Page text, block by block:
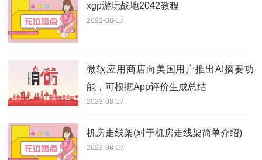
xgp游玩战地2042教程
2023-08-17
微软应用商店向美国用户推出AI摘要功
能，可根据App评价生成总结
2023-08-17
机房走线架(对于机房走线架简单介绍)
2023-08-17